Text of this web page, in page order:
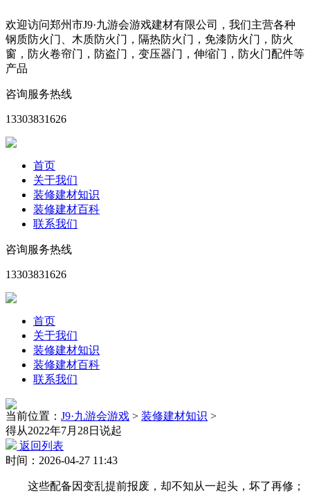
欢迎访问郑州市J9·九游会游戏建材有限公司，我们主营各种
钢质防火门、木质防火门，隔热防火门，免漆防火门，防火
窗，防火卷帘门，防盗门，变压器门，伸缩门，防火门配件等
产品
咨询服务热线
13303831626
首页
关于我们
装修建材知识
装修建材百科
联系我们
咨询服务热线
13303831626
首页
关于我们
装修建材知识
装修建材百科
联系我们
当前位置： J9·九游会游戏 > 装修建材知识 >
得从2022年7月28日说起
返回列表
时间：2026-04-27 11:43
这些配备因变乱提前报废，却不知从一起头，坏了再修；